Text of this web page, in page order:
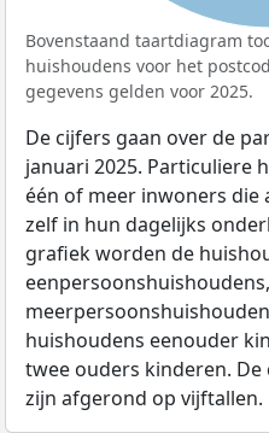
Bovenstaand taartdiagram
huishoudens voor het
gegevens gelden voor 2025.
De cijfers gaan over de
januari 2025. Particuliere
één of meer inwoners die
zelf in hun dagelijks
grafiek worden de
eenpersoonshuishoudens,
huishoudens eenouder
twee ouders kinderen.
zijn afgerond op vijftallen.